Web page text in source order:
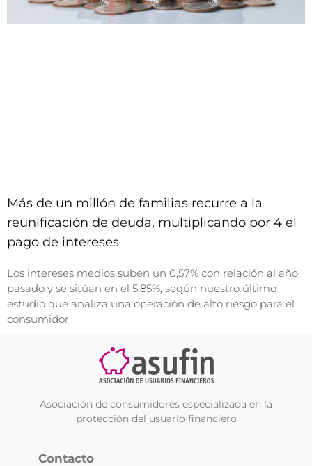
Más de un millón de familias recurre a la
reunificación de deuda, multiplicando por 4 el
pago de intereses
Los intereses medios suben un 0,57% con relación al año
pasado y se sitúan en el 5,85%, según nuestro último
estudio que analiza una operación de alto riesgo para el
consumidor
Asociación de consumidores especializada en la
protección del usuario financiero
Contacto